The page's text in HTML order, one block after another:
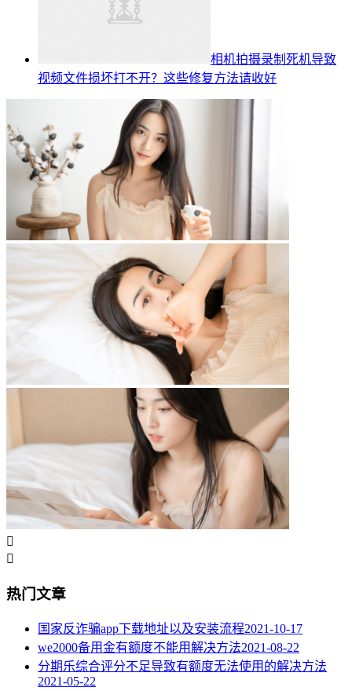
相机拍摄录制死机导致
视频文件损坏打不开？这些修复方法请收好


热门文章
国家反诈骗app下载地址以及安装流程2021-10-17
we2000备用金有额度不能用解决方法2021-08-22
分期乐综合评分不足导致有额度无法使用的解决方法
2021-05-22